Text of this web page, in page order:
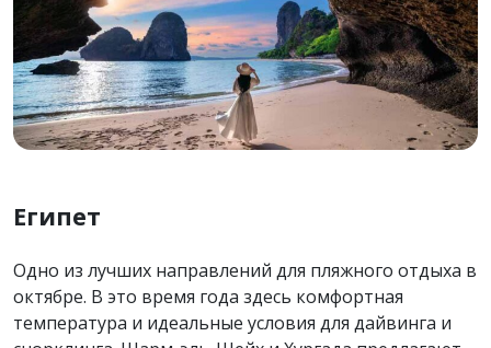
Египет
Одно из лучших направлений для пляжного отдыха в
октябре. В это время года здесь комфортная
температура и идеальные условия для дайвинга и